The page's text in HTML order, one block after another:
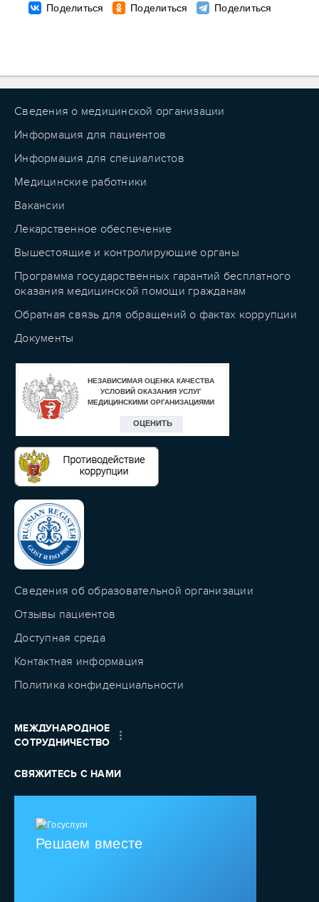
Сведения о медицинской организации
Информация для пациентов
Информация для специалистов
Медицинские работники
Вакансии
Лекарственное обеспечение
Вышестоящие и контролирующие органы
Программа государственных гарантий бесплатного
оказания медицинской помощи гражданам
Обратная связь для обращений о фактах коррупции
Документы
Сведения об образовательной организации
Отзывы пациентов
Доступная среда
Контактная информация
Политика конфиденциальности
МЕЖДУНАРОДНОЕ
СОТРУДНИЧЕСТВО
СВЯЖИТЕСЬ С НАМИ
Решаем вместе